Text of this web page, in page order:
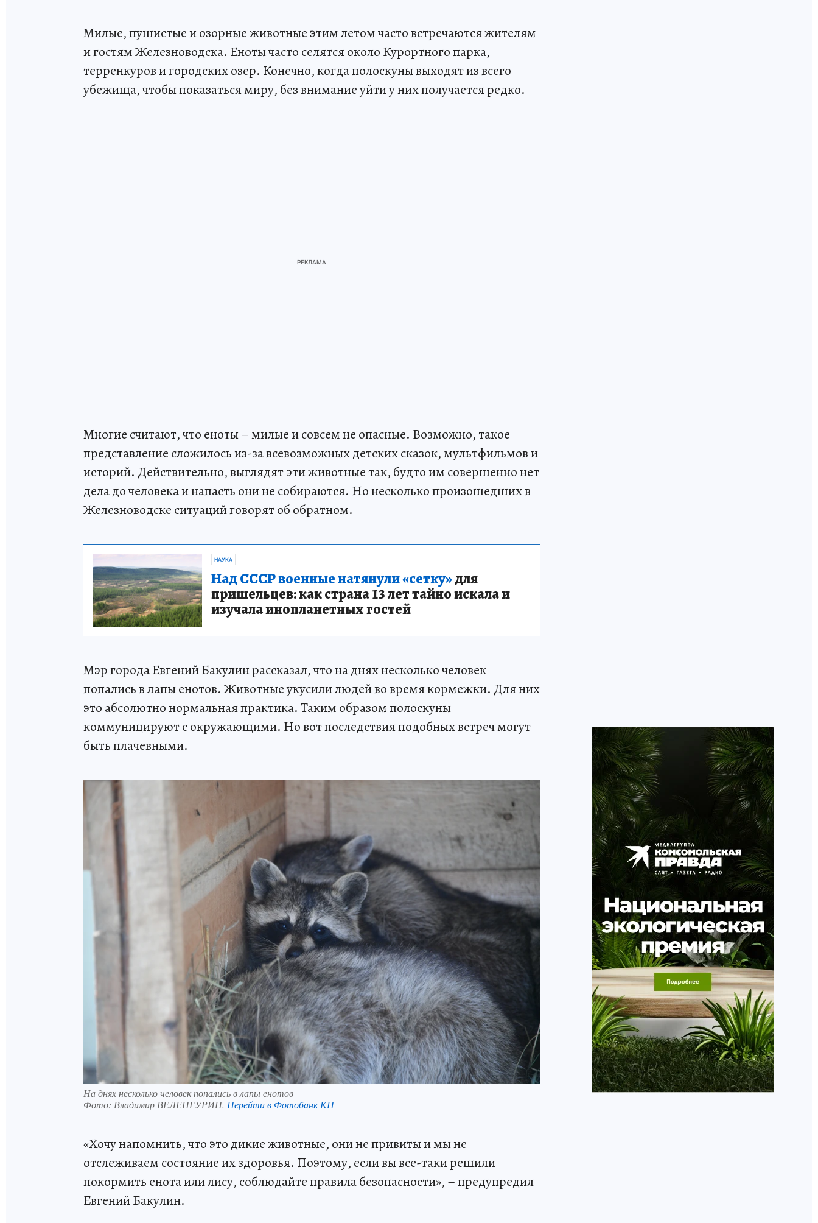
Милые, пушистые и озорные животные этим летом часто встречаются жителям
и гостям Железноводска. Еноты часто селятся около Курортного парка,
терренкуров и городских озер. Конечно, когда полоскуны выходят из всего
убежища, чтобы показаться миру, без внимание уйти у них получается редко.
Многие считают, что еноты – милые и совсем не опасные. Возможно, такое
представление сложилось из-за всевозможных детских сказок, мультфильмов и
историй. Действительно, выглядят эти животные так, будто им совершенно нет
дела до человека и напасть они не собираются. Но несколько произошедших в
Железноводске ситуаций говорят об обратном.
НАУКА
Над СССР военные натянули «сетку»для
пришельцев: как страна 13 лет тайно искала и
изучала инопланетных гостей
Мэр города Евгений Бакулин рассказал, что на днях несколько человек
попались в лапы енотов. Животные укусили людей во время кормежки. Для них
это абсолютно нормальная практика. Таким образом полоскуны
коммуницируют с окружающими. Но вот последствия подобных встреч могут
быть плачевными.
На днях несколько человек попались в лапы енотов
Фото: Владимир ВЕЛЕНГУРИН. Перейти в Фотобанк КП
«Хочу напомнить, что это дикие животные, они не привиты и мы не
отслеживаем состояние их здоровья. Поэтому, если вы все-таки решили
покормить енота или лису, соблюдайте правила безопасности», – предупредил
Евгений Бакулин.